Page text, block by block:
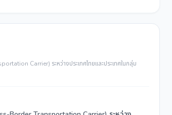
Carrier) ระหว่างประเทศไทยและประเทศในกลุ่ม